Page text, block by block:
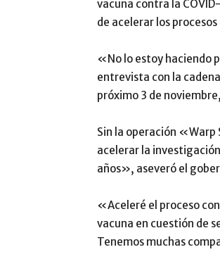
vacuna contra la
de acelerar los
«No lo estoy haciendo
entrevista con la
próximo 3 de
Sin la operación «Warp
acelerar la
años», aseveró el
«Aceleré el proceso
vacuna en cuestión de
Tenemos muchas